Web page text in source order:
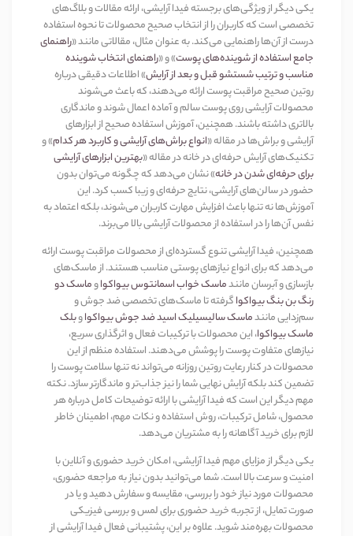
یکی دیگر از ویژگی‌های برجسته فیدا آرایشی، ارائه مقالات و بلاگ‌های
تخصصی است که کاربران را از انتخاب صحیح محصولات تا نحوه استفاده
درست از آن‌ها راهنمایی می‌کند.به عنوان مثال، مقالاتی مانند«راهنمای
جامع استفاده از شوینده‌های پوست»و«راهنمای انتخاب شوینده
مناسب و ترتیب شستشو قبل و بعد از آرایش»اطلاعات دقیقی درباره
روتین صحیح مراقبت پوست ارائه می‌دهند، که باعث می‌شوند
محصولات آرایشی روی پوست سالم و آماده اعمال شوند و ماندگاری
بالاتری داشته باشند. همچنین، آموزش استفاده صحیح از ابزارهای
آرایشی و براش‌ها در مقاله«انواع براش‌های آرایشی و کاربرد هر کدام»و
تکنیک‌های آرایش حرفه‌ای در خانه در مقاله«بهترین ابزارهای آرایشی
برای حرفه‌ای شدن در خانه»نشان می‌دهد که چگونه می‌توان بدون
حضور در سالن‌های آرایشی، نتایج حرفه‌ای و زیبا کسب کرد. این
آموزش‌ها نه تنها باعث افزایش مهارت کاربران می‌شوند، بلکه اعتماد به
نفس آن‌ها را در استفاده از محصولات آرایشی بالا می‌برند.
همچنین، فیدا آرایشی تنوع گسترده‌ای از محصولات مراقبت پوست ارائه
می‌دهد که برای انواع نیازهای پوستی مناسب هستند. از ماسک‌های
بازسازی و آبرسان مانندماسک خواب اسمانتوس بیواکواوماسک دو
رنگ بن بنگ بیواکواگرفته تا ماسک‌های تخصصی ضد جوش و
سم‌زدایی مانندماسک سالیسیلیک اسید ضد جوش بیواکواوبلک
ماسک بیواکوا، این محصولات با ترکیبات فعال و اثرگذاری سریع،
نیازهای متفاوت پوست را پوشش می‌دهند. استفاده منظم از این
محصولات در کنار رعایت روتین روزانه می‌تواند نه تنها سلامت پوست را
تضمین کند بلکه آرایش نهایی شما را نیز جذاب‌تر و ماندگارتر سازد. نکته
مهم دیگر این است که فیدا آرایشی با ارائه توضیحات کامل درباره هر
محصول، شامل ترکیبات، روش استفاده و نکات مهم، اطمینان خاطر
لازم برای خرید آگاهانه را به مشتریان می‌دهد.
یکی دیگر از مزایای مهم فیدا آرایشی، امکان خرید حضوری و آنلاین با
امنیت و سرعت بالا است. شما می‌توانید بدون نیاز به مراجعه حضوری،
محصولات مورد نیاز خود را بررسی، مقایسه و سفارش دهید و یا در
صورت تمایل، از تجربه خرید حضوری برای لمس و بررسی فیزیکی
محصولات بهره‌مند شوید. علاوه بر این، پشتیبانی فعال فیدا آرایشی از